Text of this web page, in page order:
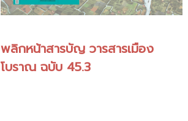
พลิกหน้าสารบัญ วารสารเมือง
โบราณ ฉบับ 45.3